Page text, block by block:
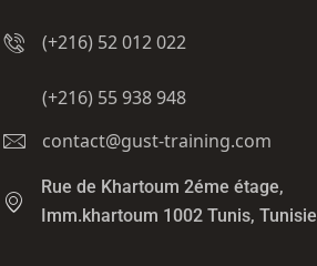
(+216) 52 012 022
(+216) 55 938 948
contact@gust-training.com
Rue de Khartoum 2éme étage,
Imm.khartoum 1002 Tunis, Tunisie